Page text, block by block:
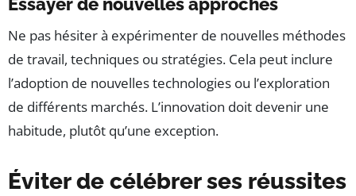
Ne pas hésiter à expérimenter de nouvelles méthodes
de travail, techniques ou stratégies. Cela peut inclure
l’adoption de nouvelles technologies ou l’exploration
de différents marchés. L’innovation doit devenir une
habitude, plutôt qu’une exception.
Éviter de célébrer ses réussites